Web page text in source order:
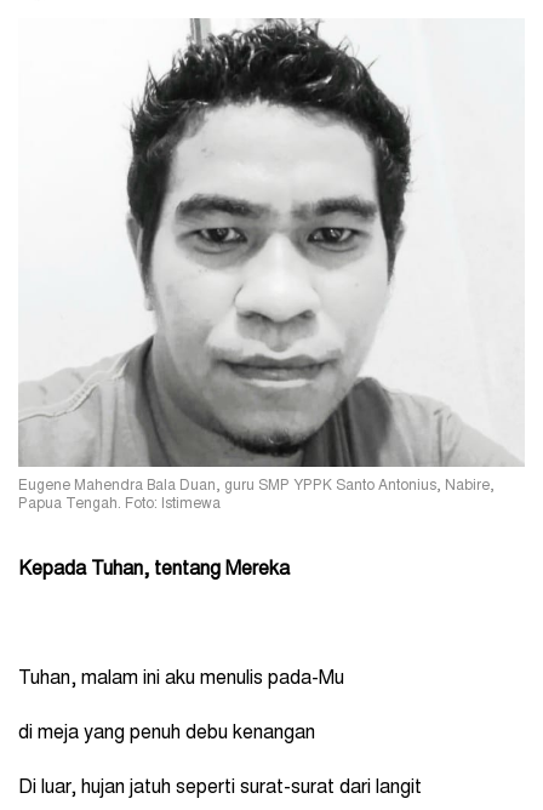
Eugene Mahendra Bala Duan, guru SMP YPPK Santo Antonius, Nabire,
Papua Tengah. Foto: Istimewa
Kepada Tuhan, tentang Mereka
Tuhan, malam ini aku menulis pada-Mu
di meja yang penuh debu kenangan
Di luar, hujan jatuh seperti surat-surat dari langit